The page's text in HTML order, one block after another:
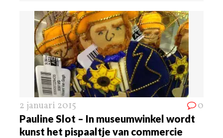
2 januari 2015 0
Pauline Slot – In museumwinkel wordt
kunst het pispaaltje van commercie